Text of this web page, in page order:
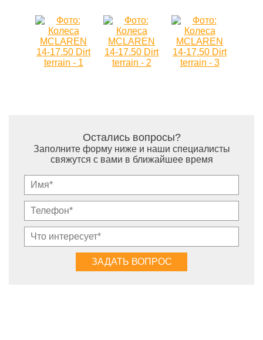
Остались вопросы?
Заполните форму ниже и наши специалисты
свяжутся с вами в ближайшее время